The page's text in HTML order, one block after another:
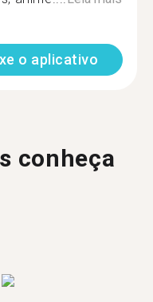
o aplicativo
conheça